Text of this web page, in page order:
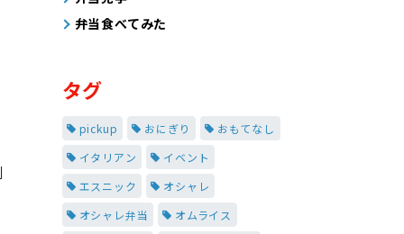
弁当食べてみた
タグ
pickup おにぎり
おもてなし
イタリアン
イベント
エスニック
オシャレ
オシャレ弁当
オムライス